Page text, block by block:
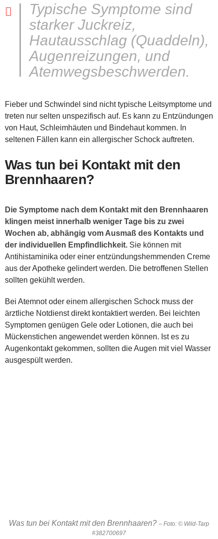
Typische Symptome sind
starker Juckreiz,
Hautausschlag (Quaddeln),
Augenreizungen, und
Atemwegsbeschwerden.
Fieber und Schwindel sind nicht typische Leitsymptome und
treten nur selten unspezifisch auf. Es kann zu Entzündungen
von Haut, Schleimhäuten und Bindehaut kommen. In
seltenen Fällen kann ein allergischer Schock auftreten.
Was tun bei Kontakt mit den
Brennhaaren?
Die Symptome nach dem Kontakt mit den Brennhaaren
klingen meist innerhalb weniger Tage bis zu zwei
Wochen ab, abhängig vom Ausmaß des Kontakts und
der individuellen Empfindlichkeit. Sie können mit
Antihistaminika oder einer entzündungshemmenden Creme
aus der Apotheke gelindert werden. Die betroffenen Stellen
sollten gekühlt werden.
Bei Atemnot oder einem allergischen Schock muss der
ärztliche Notdienst direkt kontaktiert werden. Bei leichten
Symptomen genügen Gele oder Lotionen, die auch bei
Mückenstichen angewendet werden können. Ist es zu
Augenkontakt gekommen, sollten die Augen mit viel Wasser
ausgespült werden.
Was tun bei Kontakt mit den Brennhaaren? – Foto: © Wild-Tarp
#382700697